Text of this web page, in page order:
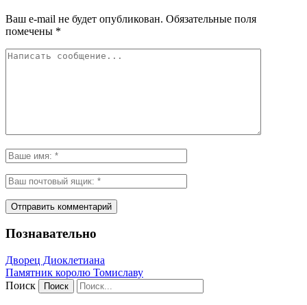
Ваш e-mail не будет опубликован. Обязательные поля
помечены *
Познавательно
Дворец Диоклетиана
Памятник королю Томиславу
Поиск